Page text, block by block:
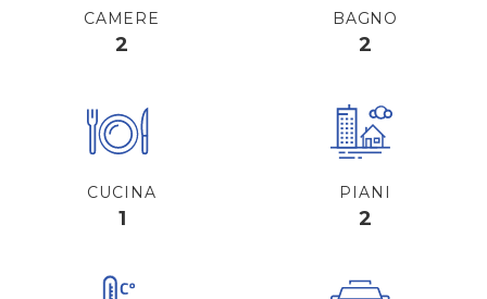
CAMERE
2
BAGNO
2
CUCINA
1
PIANI
2